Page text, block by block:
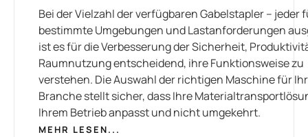
Bei der Vielzahl der verfügbaren Gabelstapler – jeder
bestimmte Umgebungen und Lastanforderungen
ist es für die Verbesserung der Sicherheit,
Raumnutzung entscheidend, ihre Funktionsweise zu
verstehen. Die Auswahl der richtigen Maschine für
Branche stellt sicher, dass Ihre
Ihrem Betrieb anpasst und nicht umgekehrt.
MEHR LESEN...